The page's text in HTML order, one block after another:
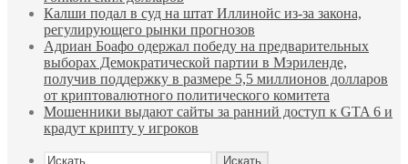
Калши подал в суд на штат Иллинойс из-за закона,
регулирующего рынки прогнозов
Адриан Боафо одержал победу на предварительных
выборах Демократической партии в Мэриленде,
получив поддержку в размере 5,5 миллионов долларов
от криптовалютного политического комитета
Мошенники выдают сайты за ранний доступ к GTA 6 и
крадут крипту у игроков
Искать